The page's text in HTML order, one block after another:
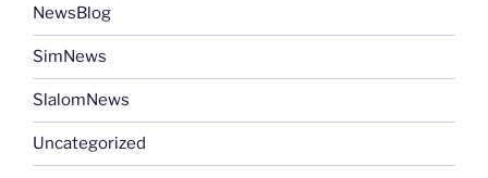
NewsBlog
SimNews
SlalomNews
Uncategorized